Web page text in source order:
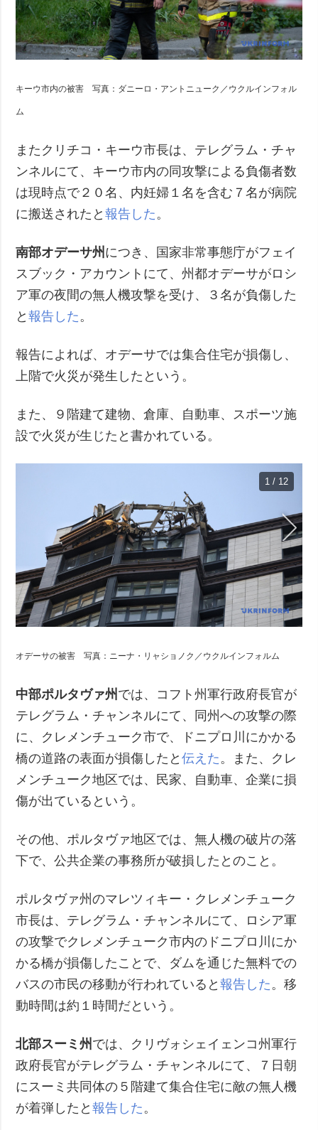
キーウ市内の被害 写真：ダニーロ・アントニューク／ウクルインフォル
ム
またクリチコ・キーウ市長は、テレグラム・チャ
ンネルにて、キーウ市内の同攻撃による負傷者数
は現時点で２０名、内妊婦１名を含む７名が病院
に搬送されたと報告した 。
南部オデーサ州 につき、国家非常事態庁がフェイ
スブック・アカウントにて、州都オデーサがロシ
ア軍の夜間の無人機攻撃を受け、３名が負傷した
と報告した 。
報告によれば、オデーサでは集合住宅が損傷し、
上階で火災が発生したという。
また、９階建て建物、倉庫、自動車、スポーツ施
設で火災が生じたと書かれている。
1 / 12
オデーサの被害 写真：ニーナ・リャショノク／ウクルインフォルム
中部ポルタヴァ州 では、コフト州軍行政府長官が
テレグラム・チャンネルにて、同州への攻撃の際
に、クレメンチューク市で、ドニプロ川にかかる
橋の道路の表面が損傷したと伝えた。また、クレ
メンチューク地区では、民家、自動車、企業に損
傷が出ているという。
その他、ポルタヴァ地区では、無人機の破片の落
下で、公共企業の事務所が破損したとのこと。
ポルタヴァ州のマレツィキー・クレメンチューク
市長は、テレグラム・チャンネルにて、ロシア軍
の攻撃でクレメンチューク市内のドニプロ川にか
かる橋が損傷したことで、ダムを通じた無料での
バスの市民の移動が行われていると報告した。移
動時間は約１時間だという。
北部スーミ州 では、クリヴォシェイェンコ州軍行
政府長官がテレグラム・チャンネルにて、７日朝
にスーミ共同体の５階建て集合住宅に敵の無人機
が着弾したと報告した。